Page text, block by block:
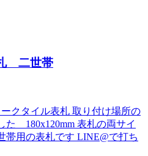
二世帯
クタイル表札 取り付け場所の
た 180x120mm 表札の両サイ
帯用の表札です LINE@で打ち